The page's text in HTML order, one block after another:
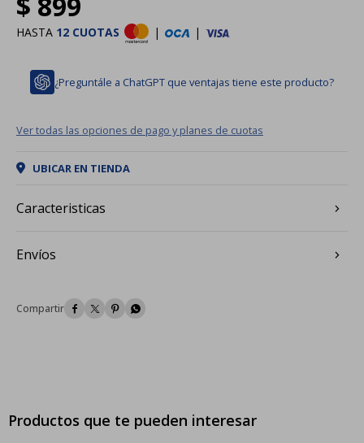
HASTA 12 CUOTAS | |
¿Preguntále a ChatGPT que ventajas tiene este producto?
Ver todas las opciones de pago y planes de cuotas
UBICAR EN TIENDA
Caracteristicas
Envíos
   
Productos que te pueden interesar